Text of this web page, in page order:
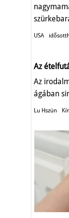
USA
Az
Az
ágában
Lu Hszün